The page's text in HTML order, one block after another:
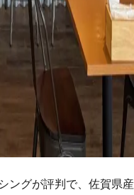
ングが評判で、佐賀県産